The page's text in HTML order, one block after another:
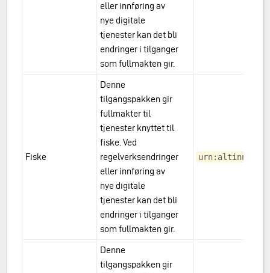
eller innføring av
nye digitale
tjenester kan det bli
endringer i tilganger
som fullmakten gir.
Fiske
Denne
tilgangspakken gir
fullmakter til
tjenester knyttet til
fiske. Ved
regelverksendringer
eller innføring av
nye digitale
tjenester kan det bli
endringer i tilganger
som fullmakten gir.
Denne
tilgangspakken gir